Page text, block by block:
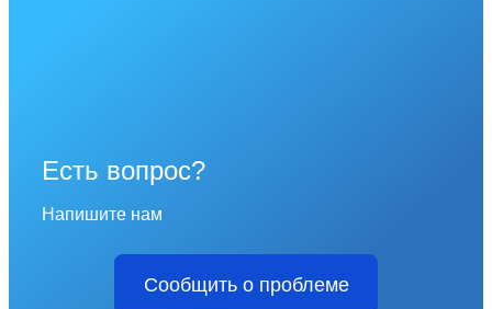
Есть вопрос?
Напишите нам
Сообщить о проблеме